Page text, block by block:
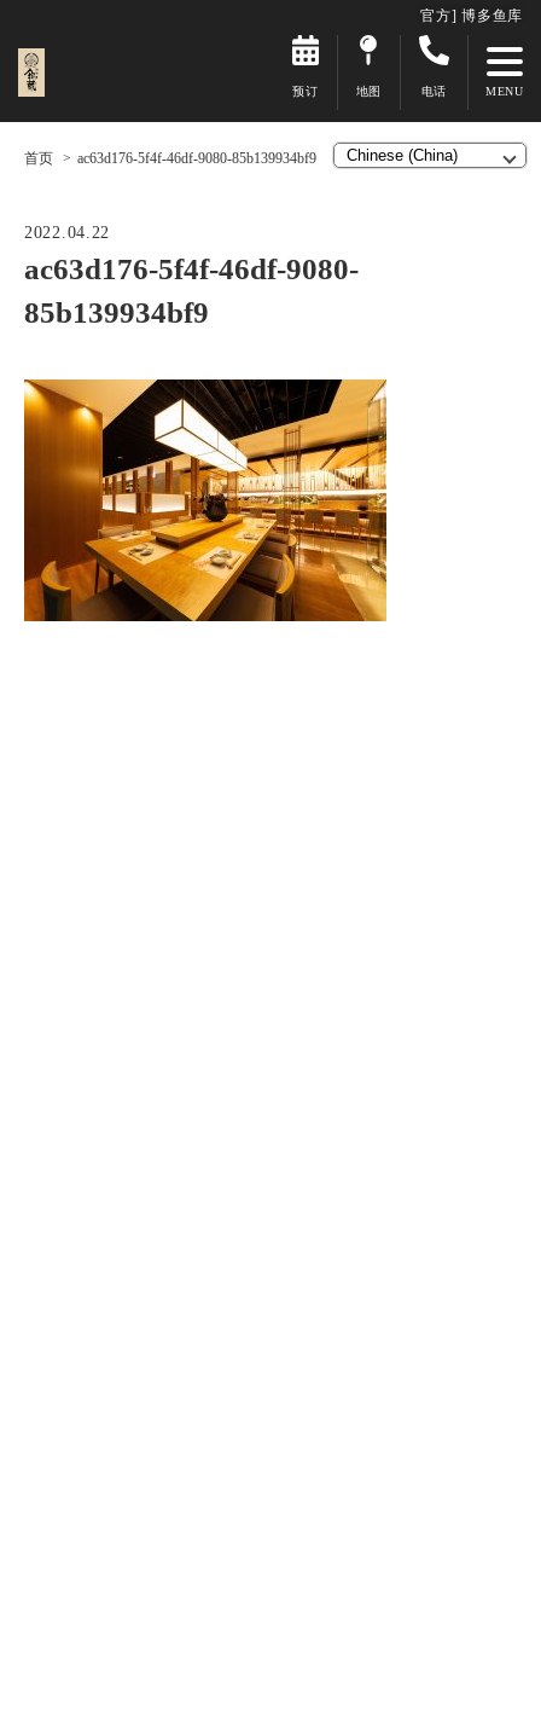
官方] 博多鱼库
预订 地图 电话
首页 ac63d176-5f4f-46df-9080-85b139934bf9
2022.04.22
ac63d176-5f4f-46df-9080-
85b139934bf9